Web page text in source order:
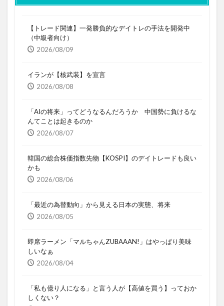
【トレード関連】一発勝負的なデイトレの手法を開発中
（中級者向け）
2026/08/09
イランが【核武装】を宣言
2026/08/08
「AIの将来」ってどうなるんだろうか 中国勢に負けるな
んてことは起きるのか
2026/08/07
韓国の総合株価指数先物【KOSPI】のデイトレードも良い
かも
2026/08/06
「最近の為替動向」から見える日本の実態、将来
2026/08/05
即席ラーメン「マルちゃんZUBAAAN!」はやっぱり美味
しいなぁ
2026/08/04
「私も億り人になる」と言う人が【高値を買う】っておか
しくない？